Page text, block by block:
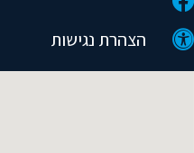
הצהרת נגישות